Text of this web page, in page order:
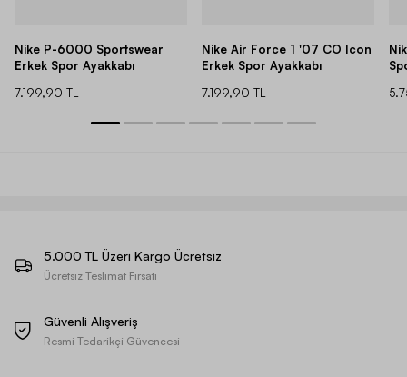
Nike P-6000 Sportswear
Erkek Spor Ayakkabı
7.199,90 TL
Nike Air Force 1 '07 CO Icon
Erkek Spor Ayakkabı
7.199,90 TL
5.000 TL Üzeri Kargo Ücretsiz
Ücretsiz Teslimat Fırsatı
Güvenli Alışveriş
Resmi Tedarikçi Güvencesi